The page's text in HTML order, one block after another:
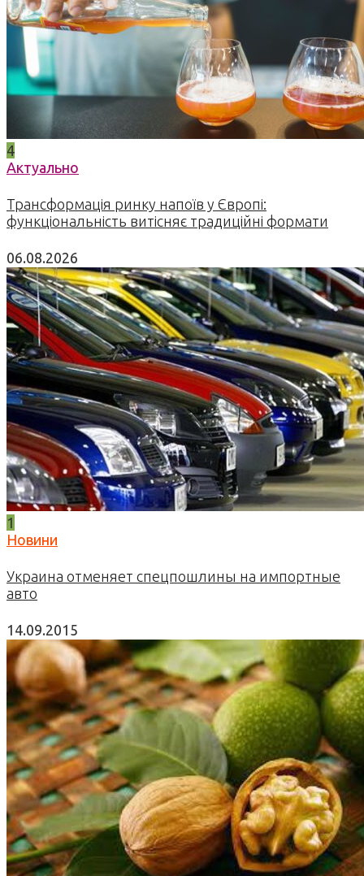
4
Актуально
Трансформація ринку напоїв у Європі:
функціональність витісняє традиційні формати
06.08.2026
1
Новини
Украина отменяет спецпошлины на импортные
авто
14.09.2015